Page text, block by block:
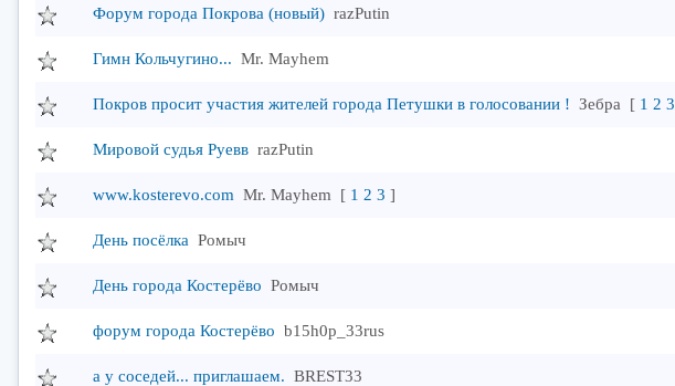
Форум города Покрова (новый) razPutin
Гимн Кольчугино... Mr. Mayhem
Покров просит участия жителей города Петушки в голосовании ! Зебpa [ 1 2 3
Мировой судья Руевв razPutin
www.kosterevo.com Mr. Mayhem [ 1 2 3 ]
День посёлка Ромыч
День города Костерёво Ромыч
форум города Костерёво b15h0p_33rus
а у соседей... приглашаем. BREST33